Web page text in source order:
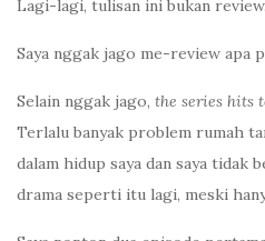
Lagi-lagi, tulisan ini bukan
Saya nggak jago me-review apa
Selain nggak jago, the series hits
Terlalu banyak problem rumah
dalam hidup saya dan saya tidak
drama seperti itu lagi, meski